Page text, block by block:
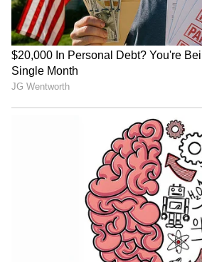
Trade Deal | Party Rounds